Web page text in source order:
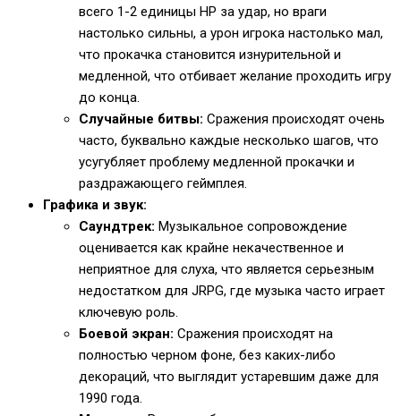
всего 1-2 единицы HP за удар, но враги
настолько сильны, а урон игрока настолько мал,
что прокачка становится изнурительной и
медленной, что отбивает желание проходить игру
до конца.
Случайные битвы: Сражения происходят очень
часто, буквально каждые несколько шагов, что
усугубляет проблему медленной прокачки и
раздражающего геймплея.
Графика и звук:
Саундтрек: Музыкальное сопровождение
оценивается как крайне некачественное и
неприятное для слуха, что является серьезным
недостатком для JRPG, где музыка часто играет
ключевую роль.
Боевой экран: Сражения происходят на
полностью черном фоне, без каких-либо
декораций, что выглядит устаревшим даже для
1990 года.